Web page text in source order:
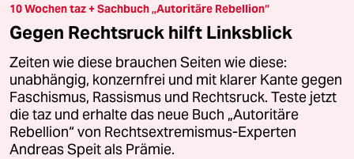
10 Wochen taz + Sachbuch „Autoritäre Rebellion“
Gegen Rechtsruck hilft Linksblick
Zeiten wie diese brauchen Seiten wie diese:
unabhängig, konzernfrei und mit klarer Kante gegen
Faschismus, Rassismus und Rechtsruck. Teste jetzt
die taz und erhalte das neue Buch „Autoritäre
Rebellion“ von Rechtsextremismus-Experten
Andreas Speit als Prämie.